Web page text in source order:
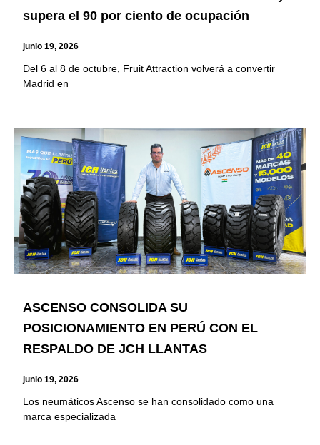
supera el 90 por ciento de ocupación
junio 19, 2026
Del 6 al 8 de octubre, Fruit Attraction volverá a convertir
Madrid en
ASCENSO CONSOLIDA SU
POSICIONAMIENTO EN PERÚ CON EL
RESPALDO DE JCH LLANTAS
junio 19, 2026
Los neumáticos Ascenso se han consolidado como una
marca especializada